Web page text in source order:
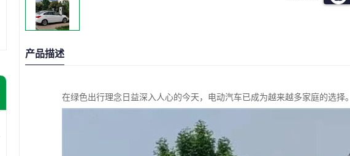
产品描述
在绿色出行理念日益深入人心的今天，电动汽车已成为越来越多家庭的选择。